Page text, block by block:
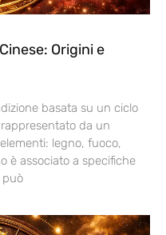
Origini e
basata su un ciclo
da un
legno, fuoco,
è associato a specifiche
può